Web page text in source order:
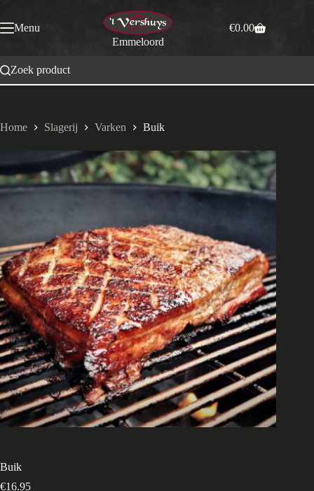
de Menu
Emmeloord
Winkelwagen
€0.00
Zoek product
Home Slagerij Varken Buik
Buik
€16.95